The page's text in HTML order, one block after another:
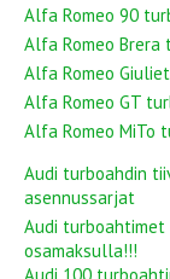
Alfa Romeo 90
Alfa Romeo
Alfa Romeo
Alfa Romeo GT
Alfa Romeo MiTo
Audi turboahdin
asennussarjat
Audi turboahtimet
osamaksulla!!!